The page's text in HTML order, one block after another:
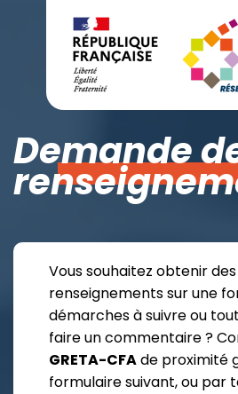
Demande
Vous souhaitez obtenir des
renseignements sur une
démarches à suivre ou
faire un commentaire ?
GRETA-CFAde proximité
formulaire suivant, ou par